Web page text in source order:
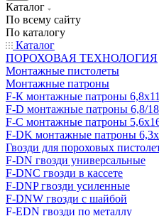
Каталог
По всему сайту
По каталогу
Каталог
ПОРОХОВАЯ ТЕХНОЛОГИЯ
Монтажные пистолеты
Монтажные патроны
F-К монтажные патроны
F-D монтажные патроны 6,8/
F-C монтажные патроны
F-DK монтажные патроны
Гвозди для пороховых
F-DN гвозди универсальные
F-DNC гвозди в кассете
F-DNP гвозди усиленные
F-DNW гвозди с шайбой
F-EDN гвозди по металлу